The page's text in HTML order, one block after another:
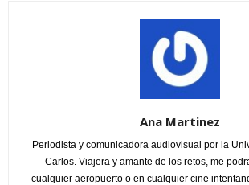
Ana Martinez
Periodista y comunicadora audiovisual por la
Carlos. Viajera y amante de los retos, me
cualquier aeropuerto o en cualquier cine